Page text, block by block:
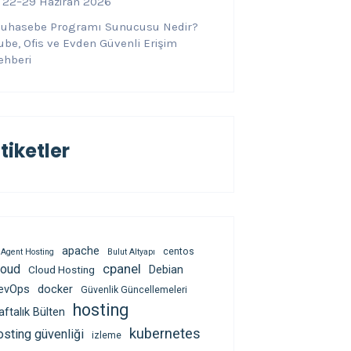
Programı Sunucusu Nedir?
Ofis ve Evden Güvenli Erişim
Hosting apache Bulut Altyapı centos
Cloud Hosting cpanel
Debian
docker Güvenlik Güncellemeleri
Bülten hosting
güvenliği izleme kubernetes